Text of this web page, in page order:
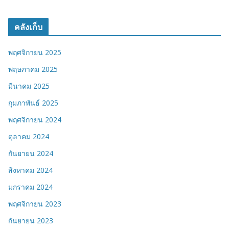
คลังเก็บ
พฤศจิกายน 2025
พฤษภาคม 2025
มีนาคม 2025
กุมภาพันธ์ 2025
พฤศจิกายน 2024
ตุลาคม 2024
กันยายน 2024
สิงหาคม 2024
มกราคม 2024
พฤศจิกายน 2023
กันยายน 2023